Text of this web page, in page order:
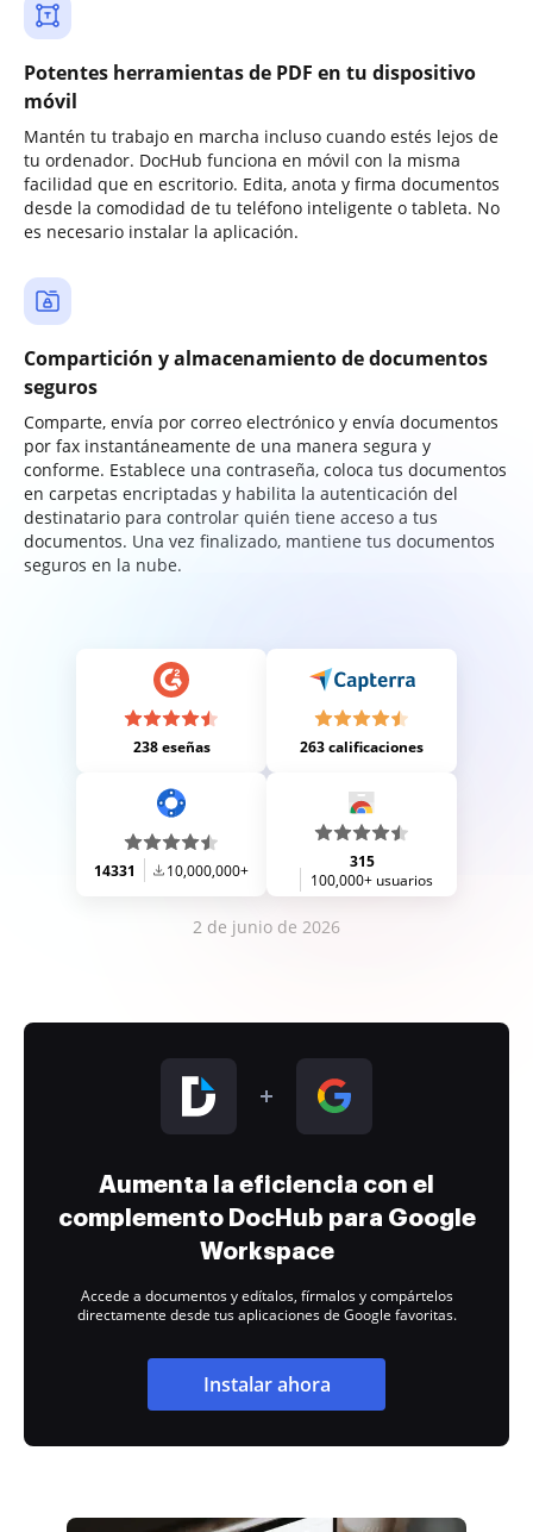
Potentes herramientas de PDF en tu dispositivo
móvil
Mantén tu trabajo en marcha incluso cuando estés lejos de
tu ordenador. DocHub funciona en móvil con la misma
facilidad que en escritorio. Edita, anota y firma documentos
desde la comodidad de tu teléfono inteligente o tableta. No
es necesario instalar la aplicación.
Compartición y almacenamiento de documentos
seguros
Comparte, envía por correo electrónico y envía documentos
por fax instantáneamente de una manera segura y
conforme. Establece una contraseña, coloca tus documentos
en carpetas encriptadas y habilita la autenticación del
destinatario para controlar quién tiene acceso a tus
documentos. Una vez finalizado, mantiene tus documentos
seguros en la nube.
238 eseñas 263 calificaciones
14331 10,000,000+
315
100,000+ usuarios
2 de junio de 2026
Aumenta la eficiencia con el
complemento DocHub para Google
Workspace
Accede a documentos y edítalos, fírmalos y compártelos
directamente desde tus aplicaciones de Google favoritas.
Instalar ahora